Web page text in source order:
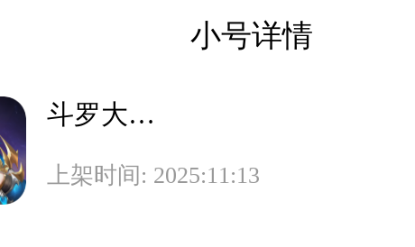
小号详情
斗罗大陆H5昊天服-旧
上架时间: 2025:11:13